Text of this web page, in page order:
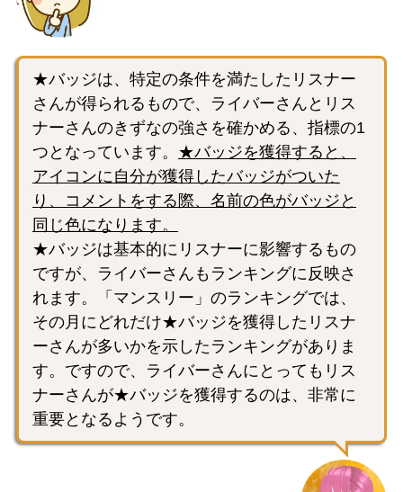
★バッジは、特定の条件を満たしたリスナー
さんが得られるもので、ライバーさんとリス
ナーさんのきずなの強さを確かめる、指標の1
つとなっています。 ★バッジを獲得すると、
アイコンに自分が獲得したバッジがついた
り、コメントをする際、名前の色がバッジと
同じ色になります。
★バッジは基本的にリスナーに影響するもの
ですが、ライバーさんもランキングに反映さ
れます。「マンスリー」のランキングでは、
その月にどれだけ★バッジを獲得したリスナ
ーさんが多いかを示したランキングがありま
す。ですので、ライバーさんにとってもリス
ナーさんが★バッジを獲得するのは、非常に
重要となるようです。